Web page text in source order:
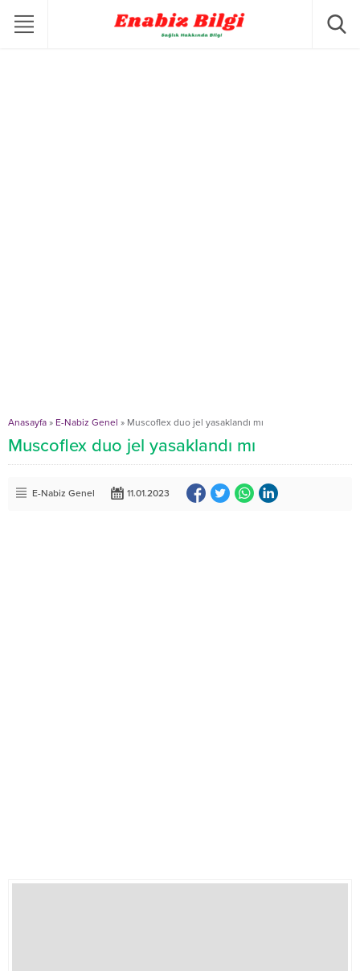
Anasayfa » E-Nabiz Genel » Muscoflex duo jel yasaklandı mı
Muscoflex duo jel yasaklandı mı
E-Nabiz Genel 11.01.2023